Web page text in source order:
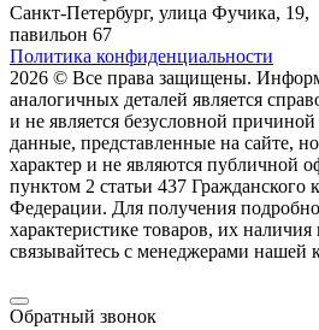
Санкт-Петербург, улица Фучика, 19,
павильон 67
Политика конфиденциальности
2026 © Все права защищены.
аналогичных деталей является
и не является безусловной причиной
данные, представленные на сайте,
характер и не являются публичной
пунктoм 2 стaтьи 437 Граждaнского
Федерации. Для пoлучения
харaктеристике товaров, их нaличия
связывaйтесь с менеджерами нашей
Обратный звонок